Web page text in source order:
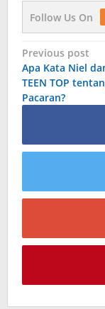
Follow Us On
Post
Previous post
Apa Kata Niel
TEEN TOP
Pacaran?